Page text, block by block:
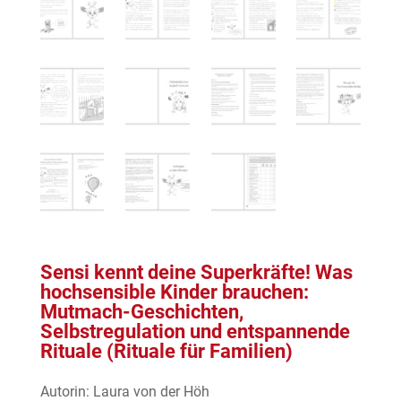
Sensi kennt deine Superkräfte! Was
hochsensible Kinder brauchen:
Mutmach-Geschichten,
Selbstregulation und entspannende
Rituale (Rituale für Familien)
Autorin: Laura von der Höh